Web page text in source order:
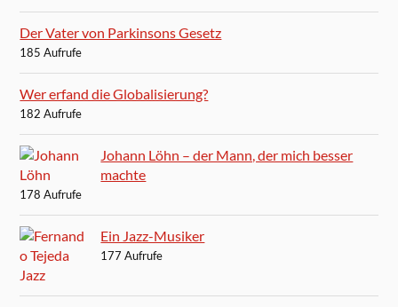
Der Vater von Parkinsons Gesetz
185 Aufrufe
Wer erfand die Globalisierung?
182 Aufrufe
Johann Löhn – der Mann, der mich besser
machte
178 Aufrufe
Ein Jazz-Musiker
177 Aufrufe